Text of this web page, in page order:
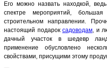
Его можно назвать находкой,
спектре мероприятий,
строительном направлении.
настоящий подарок садоводам, и
дачный участок в шедевр
применение обусловлено
свойствами, присущими этому